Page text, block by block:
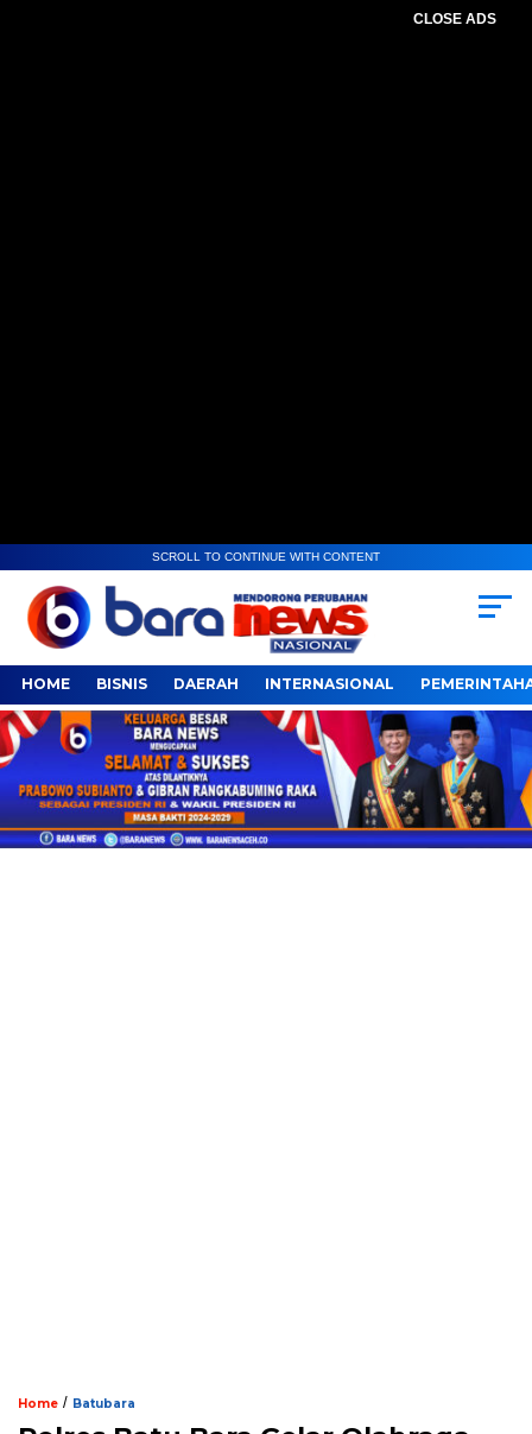
CLOSE ADS
SCROLL TO CONTINUE WITH CONTENT
HOME BISNIS DAERAH INTERNASIONAL
Home / Batubara